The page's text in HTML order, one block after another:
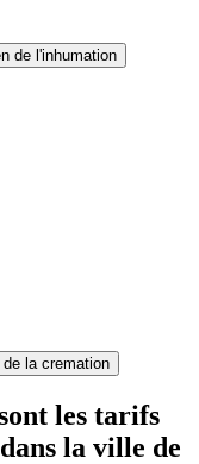
de l'inhumation
la cremation
les tarifs
la ville de